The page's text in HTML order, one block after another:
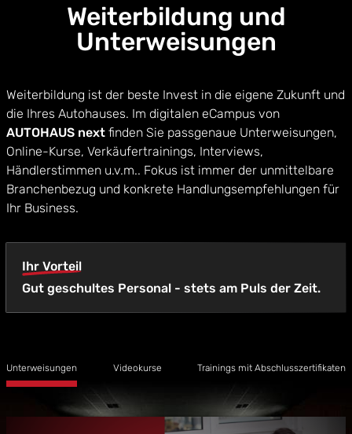
Weiterbildung und
Unterweisungen
Weiterbildung ist der beste Invest in die eigene Zukunft und
die Ihres Autohauses. Im digitalen eCampus von
AUTOHAUS next finden Sie passgenaue Unterweisungen,
Online-Kurse, Verkäufertrainings, Interviews,
Händlerstimmen u.v.m.. Fokus ist immer der unmittelbare
Branchenbezug und konkrete Handlungsempfehlungen für
Ihr Business.
Ihr Vorteil
Gut geschultes Personal - stets am Puls der Zeit.
Unterweisungen Videokurse Trainings mit Abschlusszertifikaten